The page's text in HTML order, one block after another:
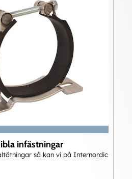
infästningar
så kan vi på Internordic